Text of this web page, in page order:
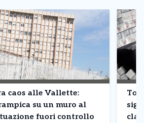
caos alle Vallette:
su un muro al
fuori controllo